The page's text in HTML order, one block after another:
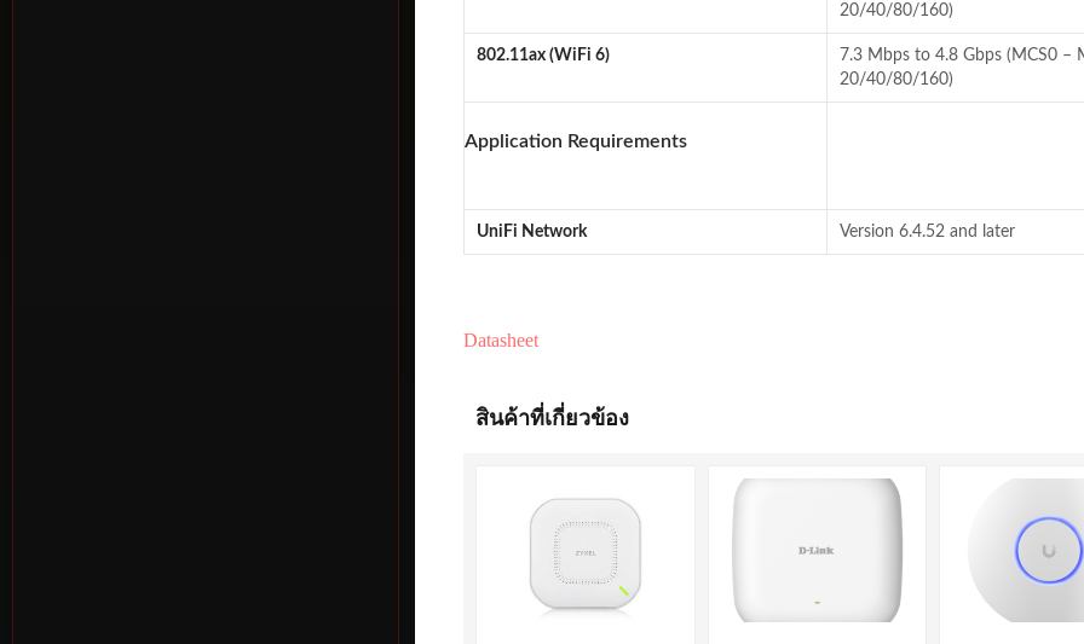
20/40/80/160)
802.11ax (WiFi 6)
7.3 Mbps to 4.8 Gbps (MCS0 –
20/40/80/160)
Application Requirements
UniFi Network Version 6.4.52 and later
Datasheet
สินค้าที่เกี่ยวข้อง